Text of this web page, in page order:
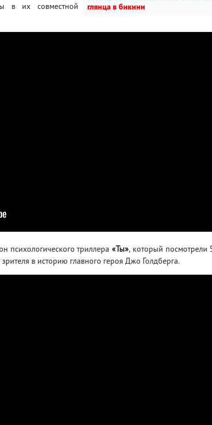
глянца в бикини
в их совместной
психологического триллера «Ты», который посмотрели
в историю главного героя Джо Голдберга.